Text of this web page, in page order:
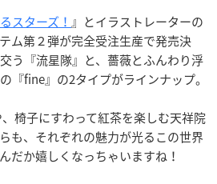
スターズ！ 』とイラストレーターの
ム第２弾が完全受注生産で発売決
う『流星隊』と、薔薇とふんわり浮
『fine』の2タイプがラインナップ。
椅子にすわって紅茶を楽しむ天祥院
も、それぞれの魅力が光るこの世界
だか嬉しくなっちゃいますね！